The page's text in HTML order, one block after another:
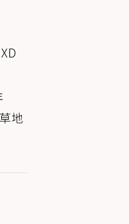
地